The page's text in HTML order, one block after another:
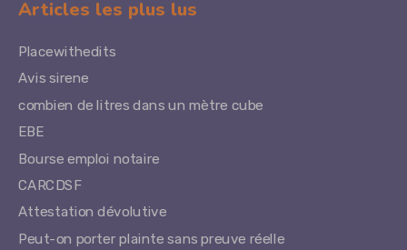
Articles les plus lus
Placewithedits
Avis sirene
combien de litres dans un mètre cube
EBE
Bourse emploi notaire
CARCDSF
Attestation dévolutive
Peut-on porter plainte sans preuve réelle